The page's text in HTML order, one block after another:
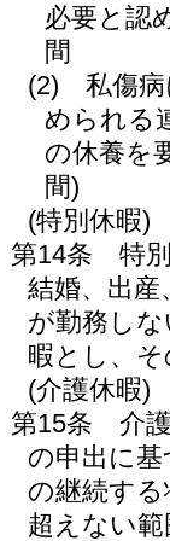
必要と認
間
(2)
私傷
められる
の休養を
間)
(特別休暇)
第14条
特
結婚、出
が勤務し
暇とし、
(介護休暇)
第15条
介
の申出に
の継続す
超えない